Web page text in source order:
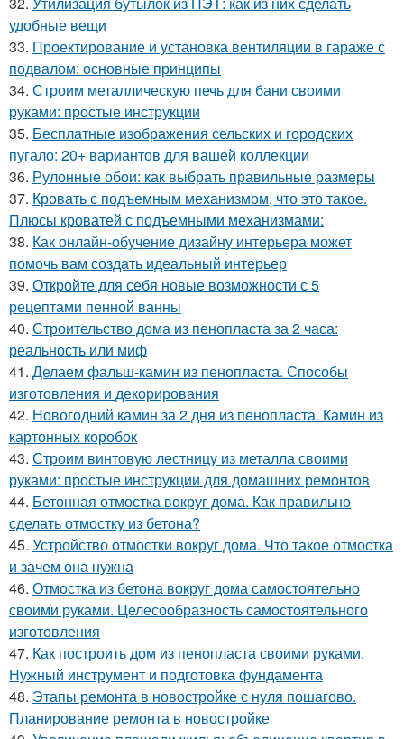
удобные вещи
33. Проектирование и установка вентиляции в гараже с
подвалом: основные принципы
34. Строим металлическую печь для бани своими
руками: простые инструкции
35. Бесплатные изображения сельских и городских
пугало: 20+ вариантов для вашей коллекции
36. Рулонные обои: как выбрать правильные размеры
37. Кровать с подъемным механизмом, что это такое.
Плюсы кроватей с подъемными механизмами:
38. Как онлайн-обучение дизайну интерьера может
помочь вам создать идеальный интерьер
39. Откройте для себя новые возможности с 5
рецептами пенной ванны
40. Строительство дома из пенопласта за 2 часа:
реальность или миф
41. Делаем фальш-камин из пенопласта. Способы
изготовления и декорирования
42. Новогодний камин за 2 дня из пенопласта. Камин из
картонных коробок
43. Строим винтовую лестницу из металла своими
руками: простые инструкции для домашних ремонтов
44. Бетонная отмостка вокруг дома. Как правильно
сделать отмостку из бетона?
45. Устройство отмостки вокруг дома. Что такое отмостка
и зачем она нужна
46. Отмостка из бетона вокруг дома самостоятельно
своими руками. Целесообразность самостоятельного
изготовления
47. Как построить дом из пенопласта своими руками.
Нужный инструмент и подготовка фундамента
48. Этапы ремонта в новостройке с нуля пошагово.
Планирование ремонта в новостройке